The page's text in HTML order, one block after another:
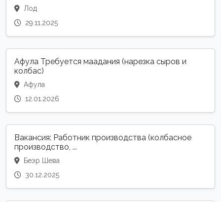
Лод
29.11.2025
Афула Требуется маадания (нарезка сыров и
колбас)
Афула
12.01.2026
Вакансия: Работник производства (колбасное
производство, ...
Беэр Шева
30.12.2025